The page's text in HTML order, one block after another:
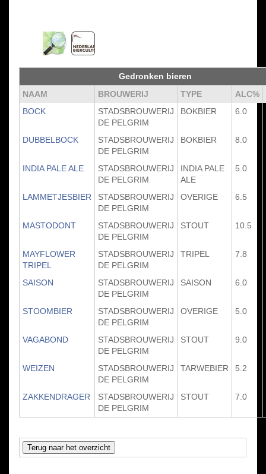
Gedronken bieren
NAAM
BROUWERIJ TYPE
ALC%
BOCK
STADSBROUWERIJ
DE PELGRIM
BOKBIER 6.0
DUBBELBOCK
STADSBROUWERIJ
DE PELGRIM
BOKBIER 8.0
INDIA PALE ALE
STADSBROUWERIJ
DE PELGRIM
INDIA PALE
ALE
5.0
LAMMETJESBIER
STADSBROUWERIJ
DE PELGRIM
OVERIGE 6.5
MASTODONT
STADSBROUWERIJ
DE PELGRIM
STOUT 10.5
MAYFLOWER
TRIPEL
STADSBROUWERIJ
DE PELGRIM
TRIPEL 7.8
SAISON
STADSBROUWERIJ
DE PELGRIM
SAISON 6.0
STOOMBIER
STADSBROUWERIJ
DE PELGRIM
OVERIGE 5.0
VAGABOND
STADSBROUWERIJ
DE PELGRIM
STOUT 9.0
WEIZEN
STADSBROUWERIJ
DE PELGRIM
TARWEBIER 5.2
ZAKKENDRAGER
STADSBROUWERIJ
DE PELGRIM
STOUT 7.0